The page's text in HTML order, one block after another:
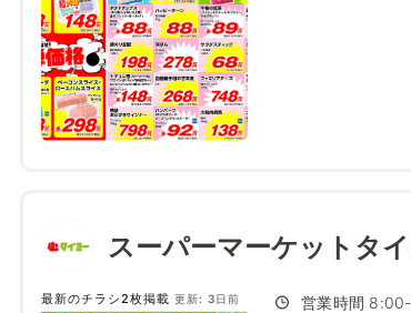
スーパーマーケットタ
最新のチラシ2枚掲載 更新: 3日前
営業時間